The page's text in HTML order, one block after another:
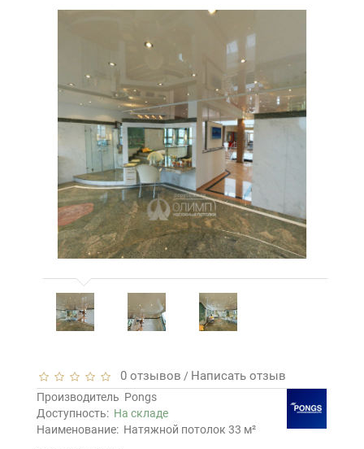
0 отзывов / Написать отзыв
Производитель Pongs
Доступность: На складе
Наименование: Натяжной потолок 33 м²